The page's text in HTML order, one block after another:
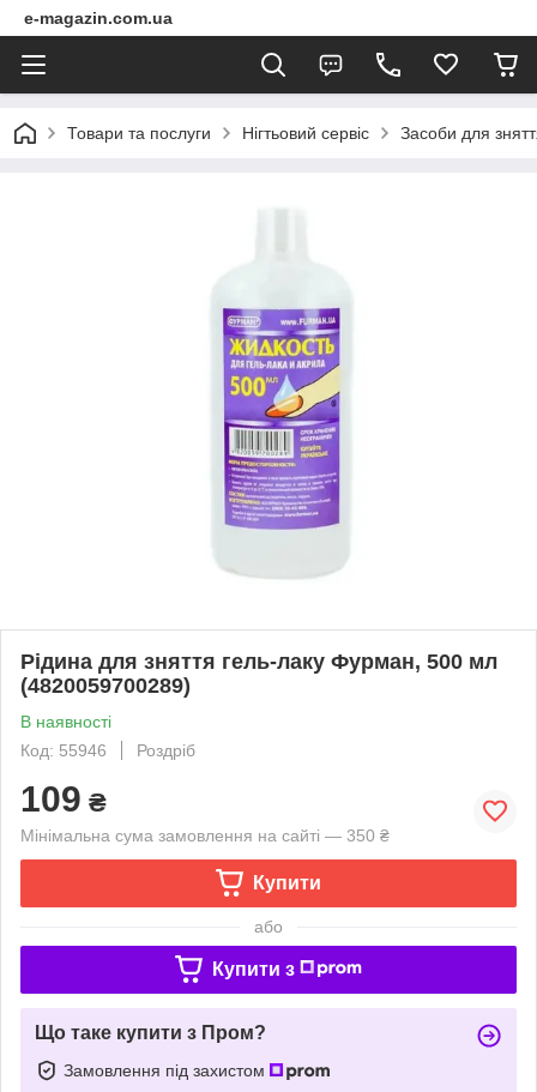
e-magazin.com.ua
Товари та послуги Нігтьовий сервіс Засоби для
Рідина для зняття гель-лаку Фурман, 500 мл
(4820059700289)
В наявності
Код: 55946
Роздріб
109 ₴
Мінімальна сума замовлення на сайті — 350 ₴
Купити
або
Купити з
Що таке купити з Пром?
Замовлення під захистом